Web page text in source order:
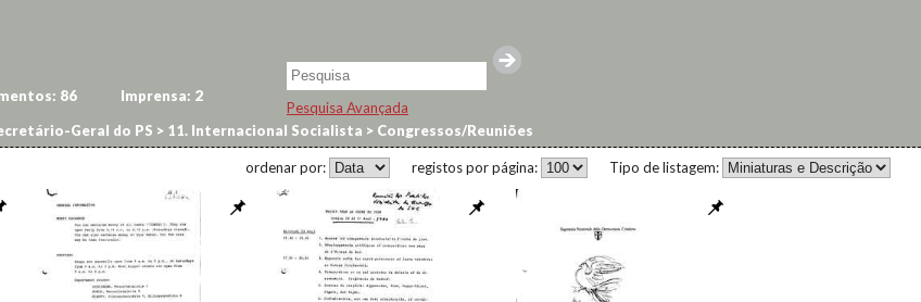
Pesquisa Avançada
86 Imprensa: 2
Geral do PS > 11. Internacional Socialista > Congressos/Reuniões
Tipo de listagem:
registos por página:
ordenar por: